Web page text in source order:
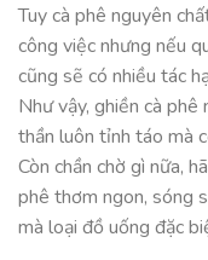
Tuy cà phê nguyên
công việc nhưng nếu
cũng sẽ có nhiều tác
Như vậy, ghiền cà
thần luôn tỉnh táo mà
Còn chần chờ gì nữa,
phê thơm ngon, sóng
mà loại đồ uống đặc